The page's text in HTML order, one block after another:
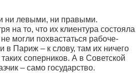
ни левыми, ни правыми.
на то, что их клиентура состояла
могли похвастаться рабоче-
в Париж – к слову, там их ничего
соперников. А в Советской
– само государство.